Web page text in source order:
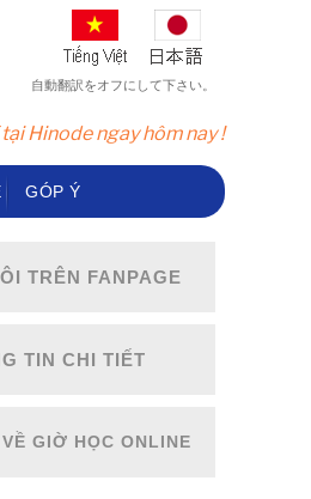
自動翻訳をオフにして下さい。
Hinode ngay hôm nay !
GÓP Ý
TRÊN FANPAGE
TIN CHI TIẾT
GIỜ HỌC ONLINE